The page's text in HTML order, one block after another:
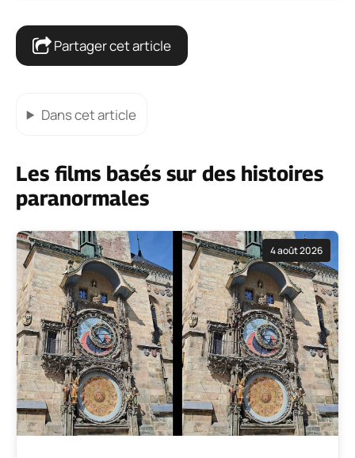
Partager cet article
Dans cet article
Les films basés sur des histoires
paranormales
4 août 2026